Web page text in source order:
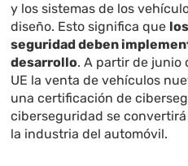
y los sistemas de los
diseño. Esto significa que
seguridad deben
desarrollo. A partir de junio
UE la venta de vehículos
una certificación de
ciberseguridad se
la industria del automóvil.